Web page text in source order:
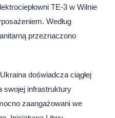
TE-3 w Wilnie
Według
przeznaczono
doświadcza ciągłej
swojej infrastruktury
zaangażowani we